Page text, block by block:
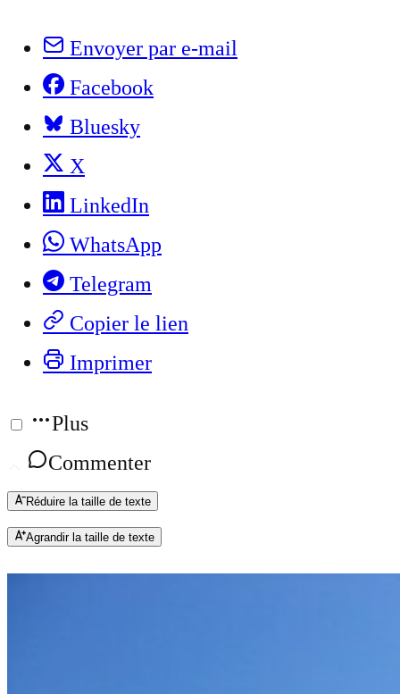
Envoyer par e-mail
Facebook
Bluesky
X
LinkedIn
WhatsApp
Telegram
Copier le lien
Imprimer
Plus
Commenter
Réduire la taille de texte
Agrandir la taille de texte